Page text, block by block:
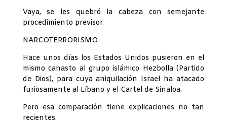
Vaya, se les quebró la cabeza con semejante
procedimiento previsor.
NARCOTERRORISMO
Hace unos días los Estados Unidos pusieron en el
mismo canasto al grupo islámico Hezbolla (Partido
de Dios), para cuya aniquilación Israel ha atacado
furiosamente al Líbano y el Cartel de Sinaloa.
Pero esa comparación tiene explicaciones no tan
recientes.